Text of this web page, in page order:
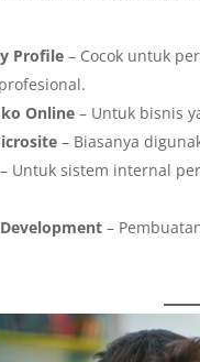
Profile – Cocok untuk
Online – Untuk bisnis
– Biasanya
– Untuk sistem internal
–